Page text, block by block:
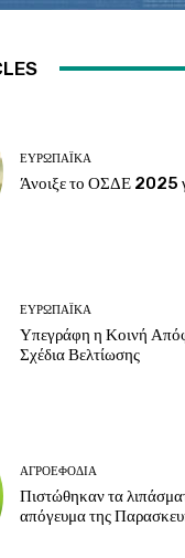
ΕΥΡΩΠΑΪΚΆ
Άνοιξε το ΟΣΔΕ 2025
ΕΥΡΩΠΑΪΚΆ
Υπεγράφη η Κοινή
Σχέδια Βελτίωσης
ΑΓΡΟΕΦΌΔΙΑ
Πιστώθηκαν τα
απόγευμα της